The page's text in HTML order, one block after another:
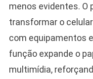
menos evidentes. O
transformar o
com equipamentos
função expande o
multimídia,